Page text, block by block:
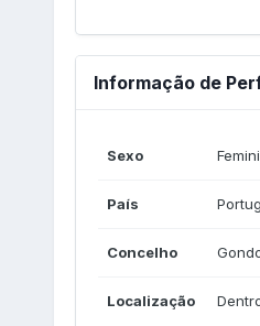
Informação de
Sexo
País
Concelho
Localização